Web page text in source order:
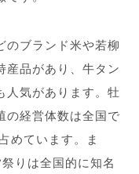
のブランド米や若柳
産品があり、牛タン
人気があります。牡
の経営体数は全国で
めています。ま
りは全国的に知名